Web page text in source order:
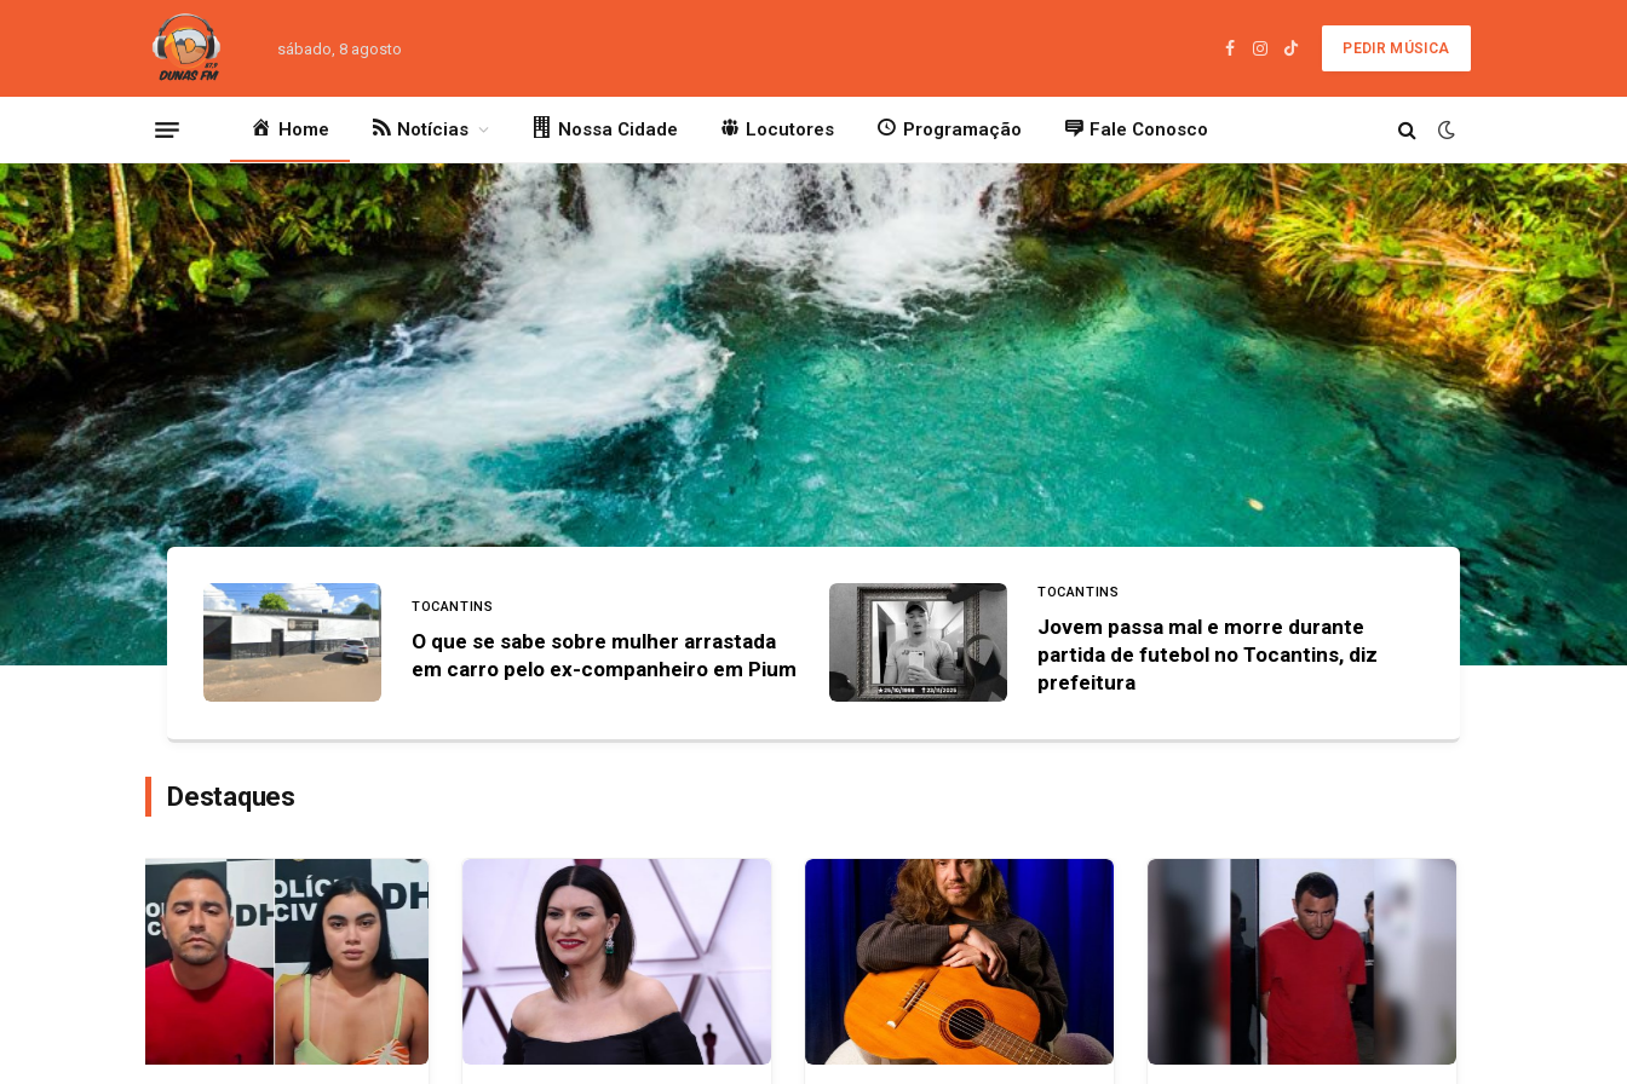
sábado, 8 agosto
Facebook
Instagram
TikTok
PEDIR MÚSICA
Home Notícias Nossa Cidade Locutores Programação Fale Conosco
TOCANTINS
O que se sabe sobre mulher arrastada
em carro pelo ex-companheiro em Pium
TOCANTINS
Jovem passa mal e morre durante
partida de futebol no Tocantins, diz
prefeitura
Destaques